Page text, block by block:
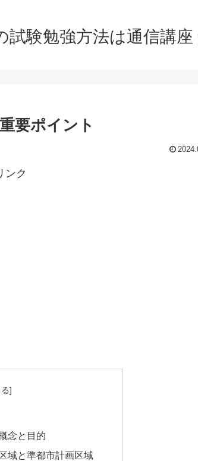
試験勉強方法は通信講
要ポイント
ンク
念と目的
域と準都市計画区域